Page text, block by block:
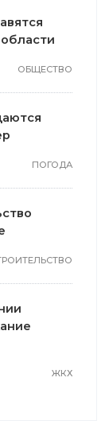
ОБЩЕСТВО
ПОГОДА
ЖКХ